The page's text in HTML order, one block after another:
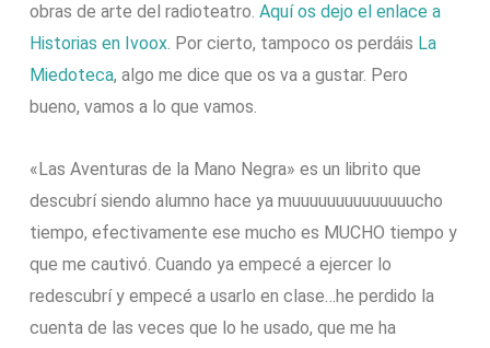
obras de arte del radioteatro.Aquí os dejo el enlace a
Historias en Ivoox. Por cierto, tampoco os perdáis La
Miedoteca, algo me dice que os va a gustar. Pero
bueno, vamos a lo que vamos.
«Las Aventuras de la Mano Negra» es un librito que
descubrí siendo alumno hace ya muuuuuuuuuuuuuucho
tiempo, efectivamente ese mucho es MUCHO tiempo y
que me cautivó. Cuando ya empecé a ejercer lo
redescubrí y empecé a usarlo en clase…he perdido la
cuenta de las veces que lo he usado, que me ha